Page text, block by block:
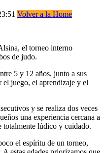
Volver a la Home
el torneo interno
de judo.
5 y 12 años, junto a sus
el juego, el aprendizaje y el
y se realiza dos veces
una experiencia cercana a
totalmente lúdico y cuidado.
el espíritu de un torneo,